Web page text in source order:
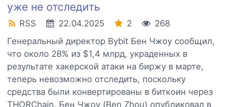
уже не отследить
RSS 22.04.2025 2
268
Генеральный директор Bybit Бен Чжоу сообщил,
что около 28% из $1,4 млрд, украденных в
результате хакерской атаки на биржу в марте,
теперь невозможно отследить, поскольку
средства были конвертированы в биткоин через
THORChain. Бен Чжоу (Ben Zhou) опубликовал в